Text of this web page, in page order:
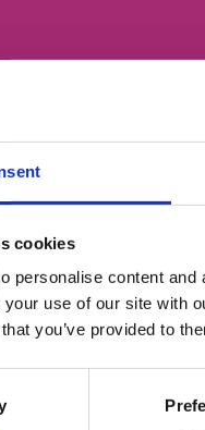
cookies
personalise content
your use of our site with
you’ve provided to
тічером